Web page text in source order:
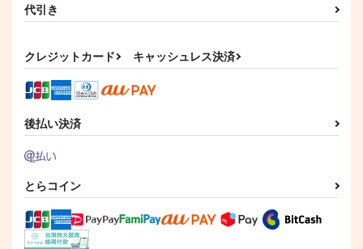
代引き
クレジットカード キャッシュレス決済
後払い決済
とらコイン